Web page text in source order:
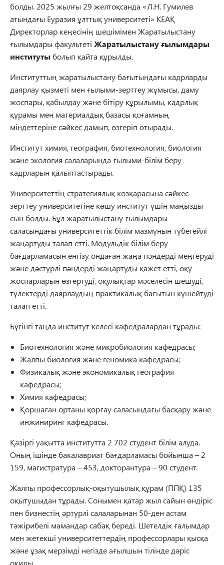
болды. 2025 жылғы 29 желтоқсанда «Л.Н. Гумилев
атындағы Еуразия ұлттық университеті» КЕАҚ
Директорлар кеңесінің шешімімен Жаратылыстану
ғылымдары факультеті Жаратылыстану ғылымдары
институты болып қайта құрылды.
Институттың жаратылыстану бағытындағы кадрларды
даярлау қызметі мен ғылыми-зерттеу жұмысы, даму
жоспары, қабылдау және бітіру құрылымы, кадрлық
құрамы мен материалдық базасы қоғамның
міндеттеріне сәйкес дамып, өзгеріп отырады.
Институт химия, география, биотехнология, биология
және экология салаларында ғылыми-білім беру
кадрларын қалыптастырады.
Университеттің стратегиялық көзқарасына сәйкес
зерттеу университетіне көшу институт үшін маңызды
сын болды. Бұл жаратылыстану ғылымдары
саласындағы университеттік білім мазмұнын түбегейлі
жаңартуды талап етті. Модульдік білім беру
бағдарламасын енгізу ондаған жаңа пәндерді меңгеруді
және дәстүрлі пәндерді жаңартуды қажет етті, оқу
жоспарларын өзгертуді, оқулықтар мәселесін шешуді,
түлектерді даярлаудың практикалық бағытын күшейтуді
талап етті.
Бүгінгі таңда институт келесі кафедралардан тұрады:
Биотехнология және микробиология кафедрасы;
Жалпы биология және геномика кафедрасы;
Физикалық және экономикалық география
кафедрасы;
Химия кафедрасы;
Қоршаған ортаны қорғау саласындағы басқару және
инжиниринг кафедрасы.
Қазіргі уақытта институтта 2 702 студент білім алуда.
Оның ішінде бакалавриат бағдарламасы бойынша – 2
159, магистратура – 453, докторантура – 90 студент.
Жалпы профессорлық-оқытушылық құрам (ППҚ) 135
оқытушыдан тұрады. Сонымен қатар жыл сайын өндіріс
пен бизнестің әртүрлі салаларынан 50-ден астам
тәжірибелі мамандар сабақ береді. Шетелдік ғалымдар
мен жетекші университеттердің профессорлары қысқа
және ұзақ мерзімді негізде ағылшын тілінде дәріс